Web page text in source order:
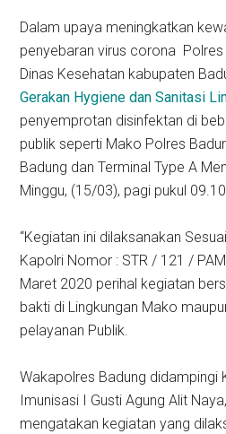
Dalam upaya meningkatkan
penyebaran virus corona
Dinas Kesehatan kabupaten
Gerakan Hygiene dan Sanitasi
penyemprotan disinfektan di
publik seperti Mako Polres
Badung dan Terminal Type A
Minggu, (15/03), pagi pukul
“Kegiatan ini dilaksanakan
Kapolri Nomor : STR / 121 /
Maret 2020 perihal kegiatan
bakti di Lingkungan Mako
pelayanan Publik.
Wakapolres Badung didampingi
Imunisasi I Gusti Agung Alit
mengatakan kegiatan yang